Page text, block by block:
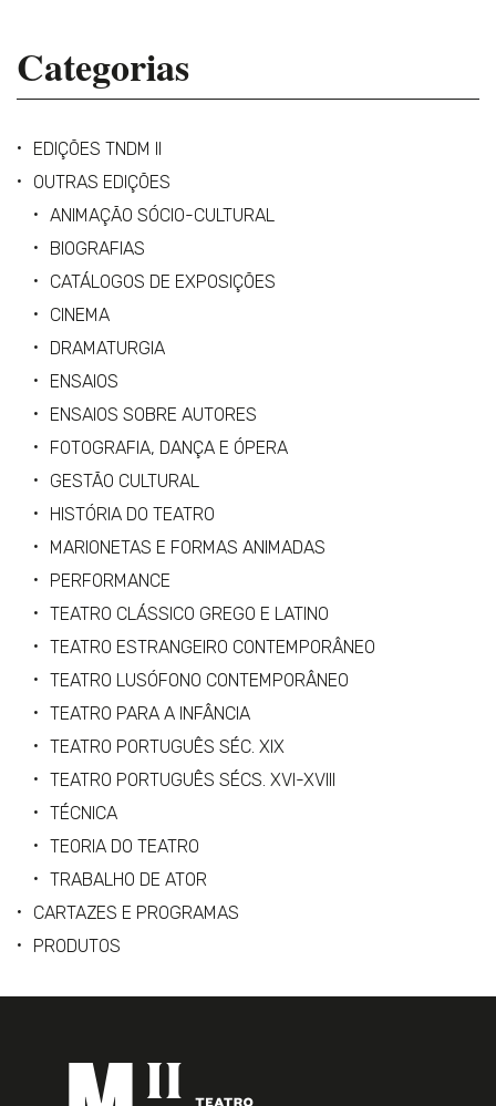
Categorias
EDIÇÕES TNDM II
OUTRAS EDIÇÕES
ANIMAÇÃO SÓCIO-CULTURAL
BIOGRAFIAS
CATÁLOGOS DE EXPOSIÇÕES
CINEMA
DRAMATURGIA
ENSAIOS
ENSAIOS SOBRE AUTORES
FOTOGRAFIA, DANÇA E ÓPERA
GESTÃO CULTURAL
HISTÓRIA DO TEATRO
MARIONETAS E FORMAS ANIMADAS
PERFORMANCE
TEATRO CLÁSSICO GREGO E LATINO
TEATRO ESTRANGEIRO CONTEMPORÂNEO
TEATRO LUSÓFONO CONTEMPORÂNEO
TEATRO PARA A INFÂNCIA
TEATRO PORTUGUÊS SÉC. XIX
TEATRO PORTUGUÊS SÉCS. XVI-XVIII
TÉCNICA
TEORIA DO TEATRO
TRABALHO DE ATOR
CARTAZES E PROGRAMAS
PRODUTOS